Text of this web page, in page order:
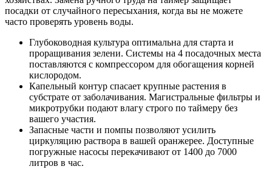
посадки от случайного пересыхания, когда вы не можете
часто проверять уровень воды.
Глубоководная культура оптимальна для старта и
проращивания зелени. Системы на 4 посадочных места
поставляются с компрессором для обогащения корней
кислородом.
Капельный контур спасает крупные растения в
субстрате от заболачивания. Магистральные фильтры и
микротрубки подают влагу строго по таймеру без
вашего участия.
Запасные части и помпы позволяют усилить
циркуляцию раствора в вашей оранжерее. Доступные
погружные насосы перекачивают от 1400 до 7000
литров в час.